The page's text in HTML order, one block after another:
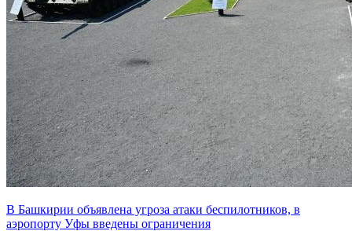
В Башкирии объявлена угроза атаки беспилотников, в
аэропорту Уфы введены ограничения